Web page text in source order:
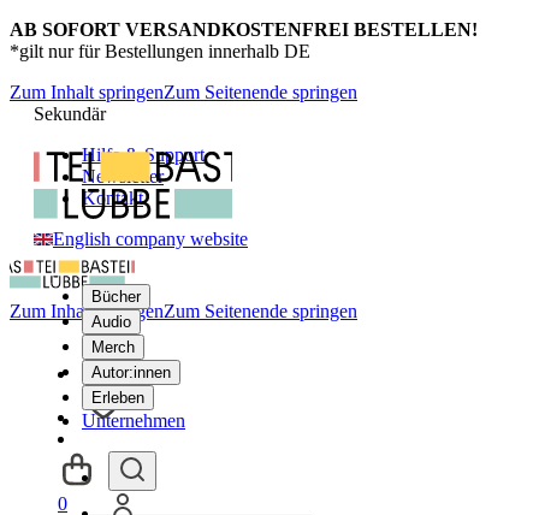
AB SOFORT VERSANDKOSTENFREI BESTELLEN!
*gilt nur für Bestellungen innerhalb DE
Zum Inhalt springenZum Seitenende springen
Sekundär
Hilfe & Support
Newsletter
Kontakt
English company website
Bücher
Audio
Merch
Autor:innen
Erleben
Unternehmen
Zum Inhalt springenZum Seitenende springen
0